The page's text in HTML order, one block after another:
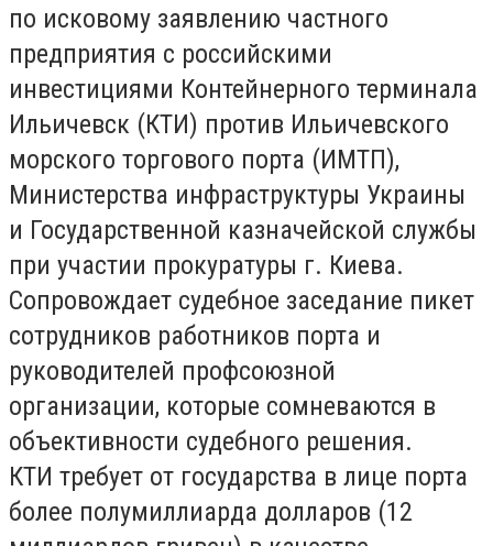
по исковому заявлению частного
предприятия с российскими
инвестициями Контейнерного терминала
Ильичевск (КТИ) против Ильичевского
морского торгового порта (ИМТП),
Министерства инфраструктуры Украины
и Государственной казначейской службы
при участии прокуратуры г. Киева.
Сопровождает судебное заседание пикет
сотрудников работников порта и
руководителей профсоюзной
организации, которые сомневаются в
объективности судебного решения.
КТИ требует от государства в лице порта
более полумиллиарда долларов (12